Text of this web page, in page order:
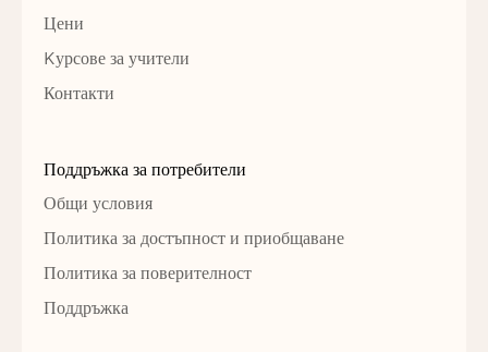
Цени
Kурсове за учители
Контакти
Поддръжка за потребители
Общи условия
Политика за достъпност и приобщаване
Политика за поверителност
Поддръжка